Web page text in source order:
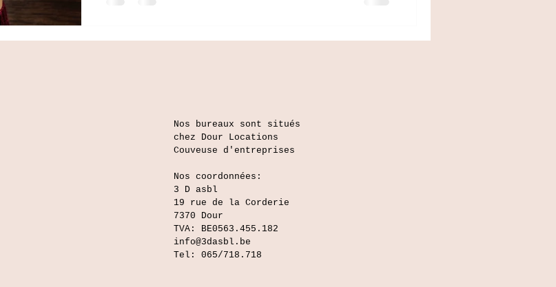
Nos bureaux sont situés
chez Dour Locations
Couveuse d'entreprises
Nos coordonnées:
3 D asbl
19 rue de la Corderie
7370 Dour
TVA: BE0563.455.182
info@3dasbl.be
Tel: 065/718.718